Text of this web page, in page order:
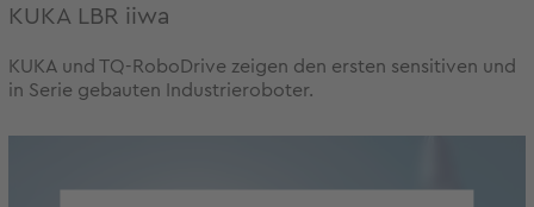
KUKA LBR iiwa
KUKA und TQ-RoboDrive zeigen den ersten sensitiven und
in Serie gebauten Industrieroboter.